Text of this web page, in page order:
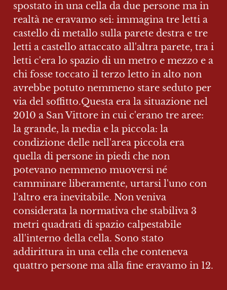
spostato in una cella da due persone ma in
realtà ne eravamo sei: immagina tre letti a
castello di metallo sulla parete destra e tre
letti a castello attaccato all'altra parete, tra i
letti c'era lo spazio di un metro e mezzo e a
chi fosse toccato il terzo letto in alto non
avrebbe potuto nemmeno stare seduto per
via del soffitto.Questa era la situazione nel
2010 a San Vittore in cui c'erano tre aree:
la grande, la media e la piccola: la
condizione delle nell'area piccola era
quella di persone in piedi che non
potevano nemmeno muoversi né
camminare liberamente, urtarsi l'uno con
l'altro era inevitabile. Non veniva
considerata la normativa che stabiliva 3
metri quadrati di spazio calpestabile
all'interno della cella. Sono stato
addirittura in una cella che conteneva